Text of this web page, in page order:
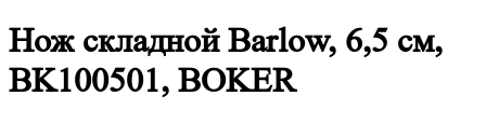
Нож складной Barlow, 6,5 см,
BK100501, BOKER